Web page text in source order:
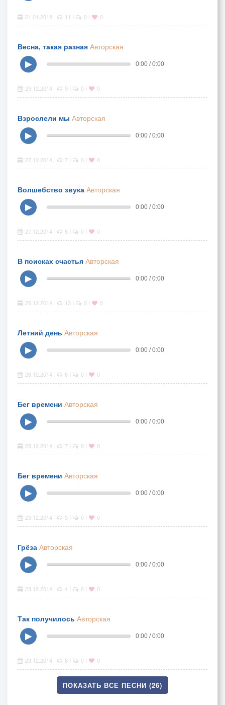
21.01.2015 11 0 0
Весна, такая разная Авторская
▶
0:00 / 0:00
29.12.2014 9 0 0
Взрослели мы Авторская
▶
0:00 / 0:00
27.12.2014 7 0 0
Волшебство звука Авторская
▶
0:00 / 0:00
27.12.2014 8 0 0
В поисках счастья Авторская
▶
0:00 / 0:00
26.12.2014 13 0 0
Летний день Авторская
▶
0:00 / 0:00
26.12.2014 6 0 0
Бег времени Авторская
▶
0:00 / 0:00
25.12.2014 7 0 0
Бег времени Авторская
▶
0:00 / 0:00
23.12.2014 5 0 0
Грёза Авторская
▶
0:00 / 0:00
23.12.2014 4 0 0
Так получилось Авторская
▶
0:00 / 0:00
23.12.2014 8 0 0
ПОКАЗАТЬ ВСЕ ПЕСНИ (26)